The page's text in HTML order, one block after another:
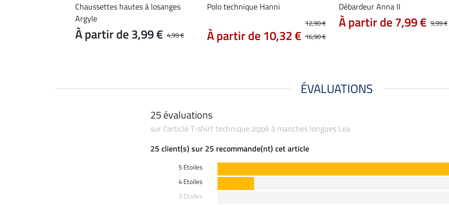
Chaussettes hautes à losanges
Argyle
4,99 €
À partir de 3,99 €
Polo technique Hanni
12,90 €
16,90 €
À partir de 10,32 €
Débardeur Anna II
9,99 €
À partir de 7,99 €
ÉVALUATIONS
25 évaluations
sur l'article T-shirt technique zippé à manches longues Lea
25 client(s) sur 25 recommande(nt) cet article
5 Etoiles
4 Etoiles
3 Etoiles